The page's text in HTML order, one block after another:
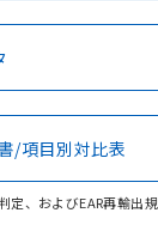
Cd
/項目別対比表
定、およびEAR再輸出